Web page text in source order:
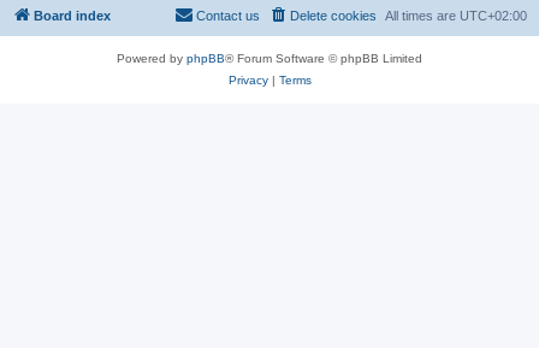
Board index All times are UTC+02:00
Delete cookies
Contact us
Powered by phpBB® Forum Software © phpBB Limited
Privacy| Terms